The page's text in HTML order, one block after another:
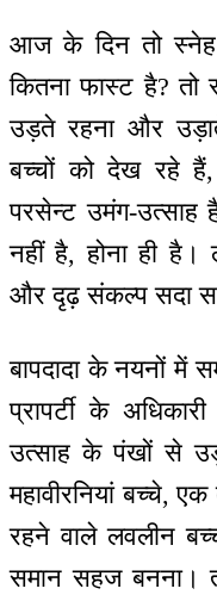
आज के दिन तो स्नेह
कितना फास्ट है?
उड़ते रहना और
बच्चों को देख रहे
परसेन्ट उमंग-उत्साह
नहीं है, होना ही
और दृढ़ संकल्प सदा
बापदादा के नयनों में
प्रापर्टी के
उत्साह के पंखों से
महावीरनियां बच्चे,
रहने वाले लवलीन
समान सहज बनना।